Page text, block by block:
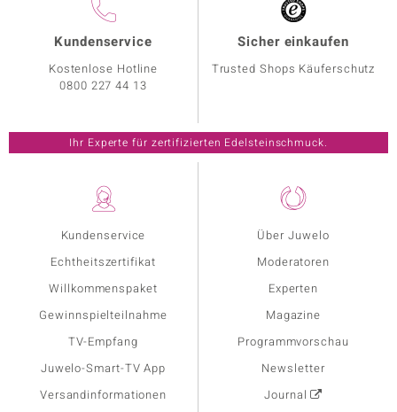
Kundenservice
Echtheitszertifikat
Willkommenspaket
Gewinnspielteilnahme
TV-Empfang
Juwelo-Smart-TV App
Versandinformationen
Über Juwelo
Moderatoren
Experten
Magazine
Programmvorschau
Newsletter
Journal
Kundenservice
Kostenlose Hotline
0800 227 44 13
Sicher einkaufen
Trusted Shops Käuferschutz
Ihr Experte für zertifizierten Edelsteinschmuck.